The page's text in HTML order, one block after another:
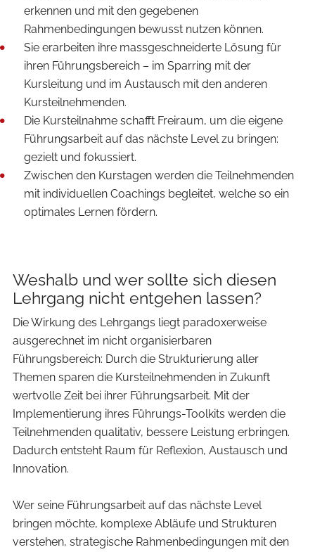
erkennen und mit den gegebenen
Rahmenbedingungen bewusst nutzen können.
Sie erarbeiten ihre massgeschneiderte Lösung für
ihren Führungsbereich – im Sparring mit der
Kursleitung und im Austausch mit den anderen
Kursteilnehmenden.
Die Kursteilnahme schafft Freiraum, um die eigene
Führungsarbeit auf das nächste Level zu bringen:
gezielt und fokussiert.
Zwischen den Kurstagen werden die Teilnehmenden
mit individuellen Coachings begleitet, welche so ein
optimales Lernen fördern.
Weshalb und wer sollte sich diesen
Lehrgang nicht entgehen lassen?
Die Wirkung des Lehrgangs liegt paradoxerweise
ausgerechnet im nicht organisierbaren
Führungsbereich: Durch die Strukturierung aller
Themen sparen die Kursteilnehmenden in Zukunft
wertvolle Zeit bei ihrer Führungsarbeit. Mit der
Implementierung ihres Führungs-Toolkits werden die
Teilnehmenden qualitativ, bessere Leistung erbringen.
Dadurch entsteht Raum für Reflexion, Austausch und
Innovation.
Wer seine Führungsarbeit auf das nächste Level
bringen möchte, komplexe Abläufe und Strukturen
verstehen, strategische Rahmenbedingungen mit den